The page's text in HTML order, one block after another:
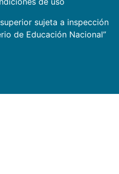
sujeta a inspección
de Educación Nacional”